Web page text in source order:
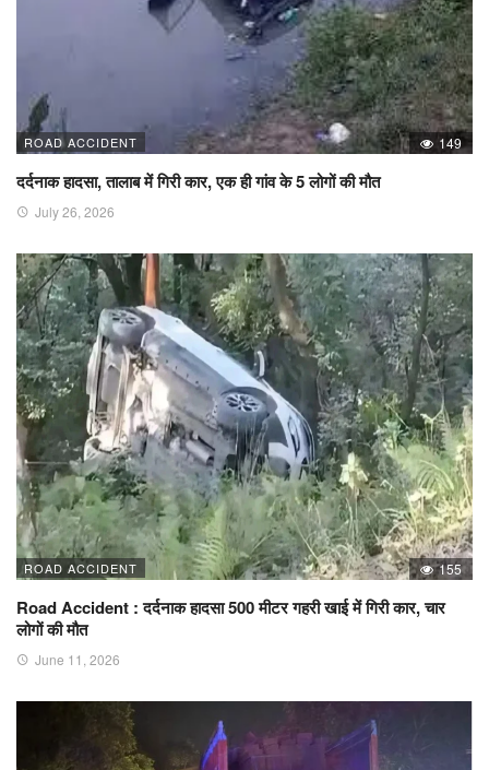
ROAD ACCIDENT 149
दर्दनाक हादसा, तालाब में गिरी कार, एक ही गांव के 5 लोगों की मौत
July 26, 2026
ROAD ACCIDENT 155
Road Accident : दर्दनाक हादसा 500 मीटर गहरी खाई में गिरी कार, चार
लोगों की मौत
June 11, 2026